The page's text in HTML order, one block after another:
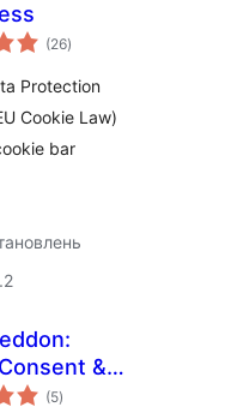
(26загальний
рейтинг
)
Protection
Cookie Law)
bar
&
(5загальний
рейтинг
)